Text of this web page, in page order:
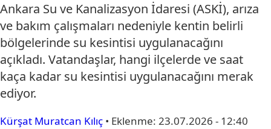
Ankara Su ve Kanalizasyon İdaresi (ASKİ), arıza
ve bakım çalışmaları nedeniyle kentin belirli
bölgelerinde su kesintisi uygulanacağını
açıkladı. Vatandaşlar, hangi ilçelerde ve saat
kaça kadar su kesintisi uygulanacağını merak
ediyor.
Kürşat Muratcan Kılıç • Eklenme: 23.07.2026 - 12:40